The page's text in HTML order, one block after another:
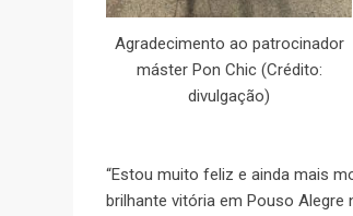
Agradecimento ao patrocinador
máster Pon Chic (Crédito:
divulgação)
“Estou muito feliz e ainda mais
brilhante vitória em Pouso